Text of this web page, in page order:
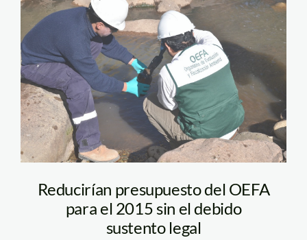
OEFA-SUPERVISION-
AMBIENTAL
Reducirían presupuesto del OEFA
para el 2015 sin el debido
sustento legal